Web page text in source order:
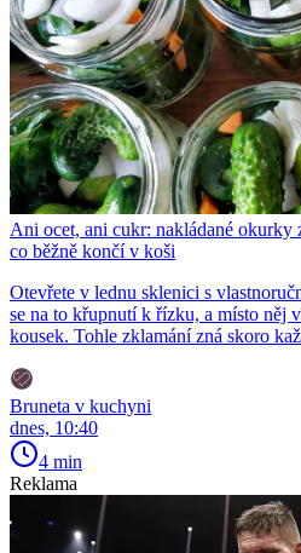
Ani ocet, ani cukr: nakládané okurky
co běžně končí v koši
Otevřete v lednu sklenici s
se na to křupnutí k řízku, a místo něj
kousek. Tohle zklamání zná skoro
Bruneta v kuchyni
dnes, 10:40
4 min
Reklama